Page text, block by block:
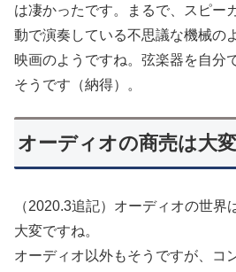
は凄かったです。まるで、スピー
動で演奏している不思議な機械の
映画のようですね。弦楽器を自分
そうです（納得）。
オーディオの商売は大変
（2020.3追記）オーディオの世界
大変ですね。
オーディオ以外もそうですが、コ